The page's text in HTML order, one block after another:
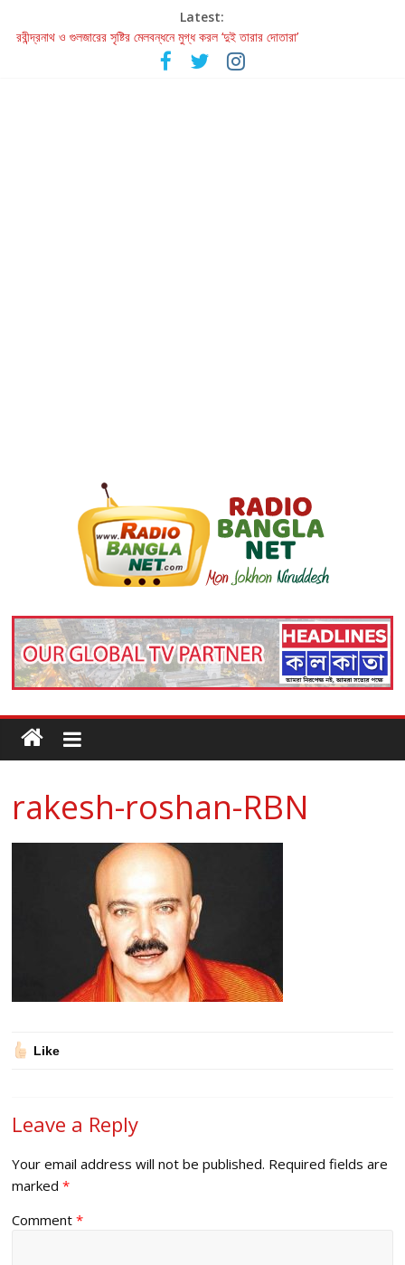
Latest:
রবীন্দ্রনাথ ও গুলজারের সৃষ্টির মেলবন্ধনে মুগ্ধ করল ‘দুই তারার দোতারা’
কলের গান থেকে রীলস্ — বাঙালির গান শোনার বিবর্তনের গল্প
জগন্নাথমঙ্গলম্ — বাংলায় প্রথমবার মঞ্চে এবার রথযাত্রার উদযাপন
rakesh-roshan-RBN
Like
Leave a Reply
Your email address will not be published. Required fields are
marked*
Comment*